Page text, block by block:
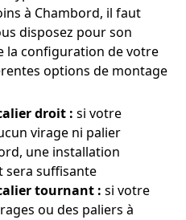
à Chambord, il faut
disposez pour son
la configuration de votre
options de montage
droit : si votre
virage ni palier
une installation
sera suffisante
tournant : si votre
ou des paliers à